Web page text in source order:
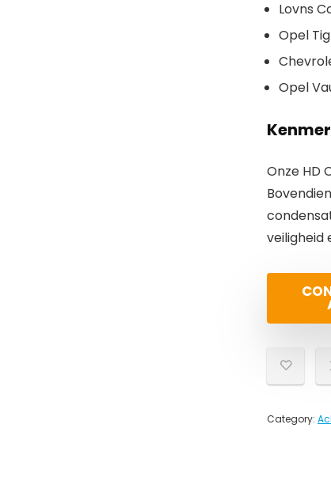
Lovns
Opel
Opel
Onze HD
veiligheid
Category: